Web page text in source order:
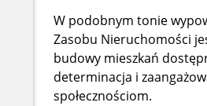
W podobnym tonie
Zasobu Nieruchomości
budowy mieszkań
determinacja i
społecznościom.